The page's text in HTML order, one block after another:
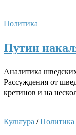
Политика
Путин
Аналитика
Рассуждения от
кретинов и на
Культура /Политика